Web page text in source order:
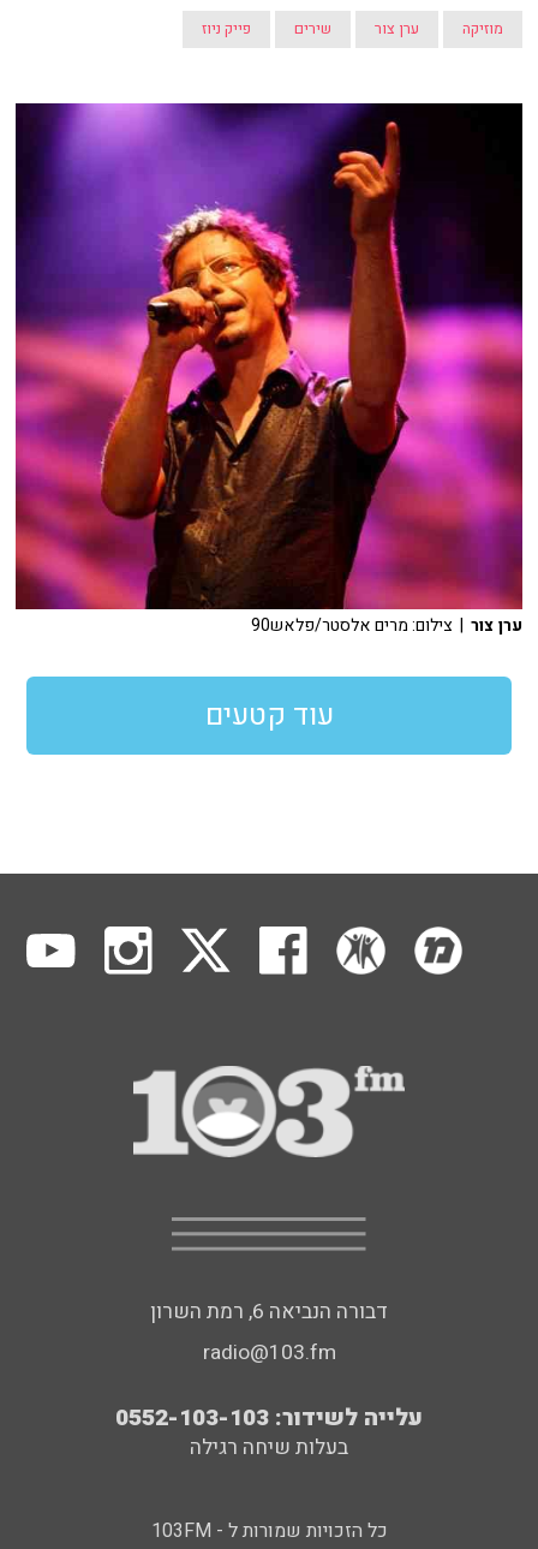
מוזיקה ערן צור שירים פייק ניוז
ערן צור | צילום: מרים אלסטר/פלאש90
עוד קטעים
דבורה הנביאה 6, רמת השרון
radio@103.fm
עלייה לשידור: 0552-103-103
בעלות שיחה רגילה
כל הזכויות שמורות ל - 103FM